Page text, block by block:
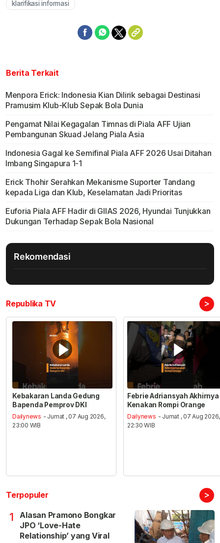
klarifikasi informasi
Berita Terkait
Menpora Erick: Indonesia Kian Dilirik sebagai Destinasi
Pramusim Klub-Klub Sepak Bola Dunia
Pengamat Nilai Kegagalan Timnas di Piala AFF Ujian
Pembangunan Skuad Jelang Piala Asia
Indonesia Gagal ke Semifinal Piala AFF 2026 Usai Ditahan
Imbang Singapura 1-1
Erick Thohir Serahkan Mekanisme Suporter Tandang
kepada Liga dan Klub, Keselamatan Jadi Prioritas
Euforia Piala AFF Hadir di GIIAS 2026, Hyundai Tunjukkan
Dukungan Terhadap Sepak Bola Nasional
Rekomendasi
Republika TV >
Kebakaran Landa Gedung
Bapenda Pemprov DKI
Dailynews - Jumat , 07 Aug 2026,
23:00 WIB
Febrie Adriansyah Akhirnya
Kenakan Rompi Orange
Dailynews - Jumat , 07 Aug 2026,
22:30 WIB
Terpopuler >
1
Alasan Pramono Bongkar
JPO ‘Love-Hate
Relationship’ yang Viral